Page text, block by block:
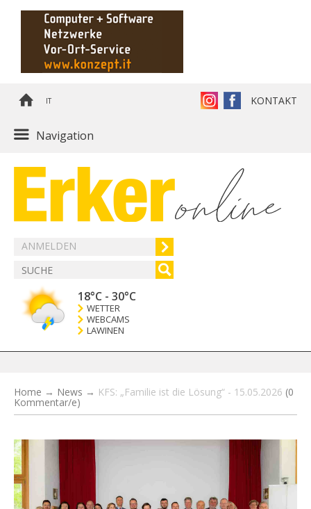
IT KONTAKT
Navigation
ANMELDEN
18°C - 30°C
WETTER
WEBCAMS
LAWINEN
Home → News → KFS: „Familie ist die Lösung“ - 15.05.2026 (0
Kommentar/e)